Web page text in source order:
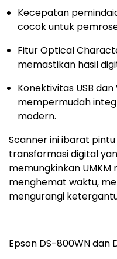
Kecepatan
cocok untuk
Fitur Optical
memastikan hasil
Konektivitas USB
mempermudah
modern.
Scanner ini ibarat
transformasi digital
memungkinkan
menghemat waktu,
mengurangi
Epson DS-800WN dan